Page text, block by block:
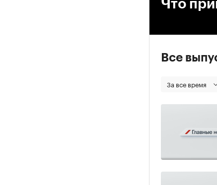
Что
Все
За все время